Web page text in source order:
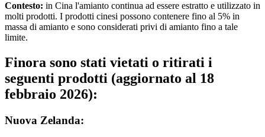
Contesto: in Cina l'amianto continua ad essere estratto e utilizzato in
molti prodotti. I prodotti cinesi possono contenere fino al 5% in
massa di amianto e sono considerati privi di amianto fino a tale
limite.
Finora sono stati vietati o ritirati i
seguenti prodotti (aggiornato al 18
febbraio 2026):
Nuova Zelanda: